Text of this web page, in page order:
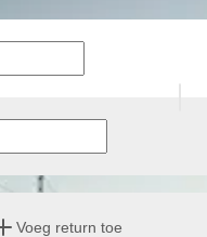
Voeg return toe